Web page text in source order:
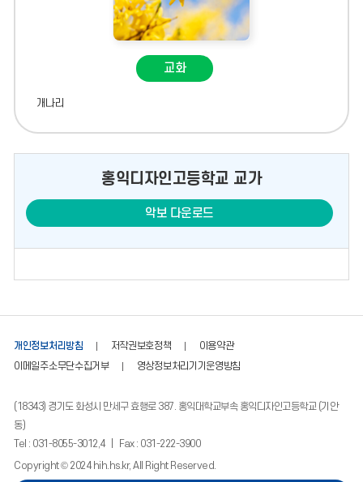
교화
개나리
홍익디자인고등학교 교가
악보 다운로드
개인정보처리방침 저작권보호정책
이용약관
이메일주소무단수집거부
영상정보처리기기운영방침
(18343) 경기도 화성시 만세구 효행로 387. 홍익대학교부속 홍익디자인고등학교 (기안
동)
Tel : 031-8055-3012,4 | Fax : 031-222-3900
Copyright © 2024 hih.hs.kr, All Right Reserved.